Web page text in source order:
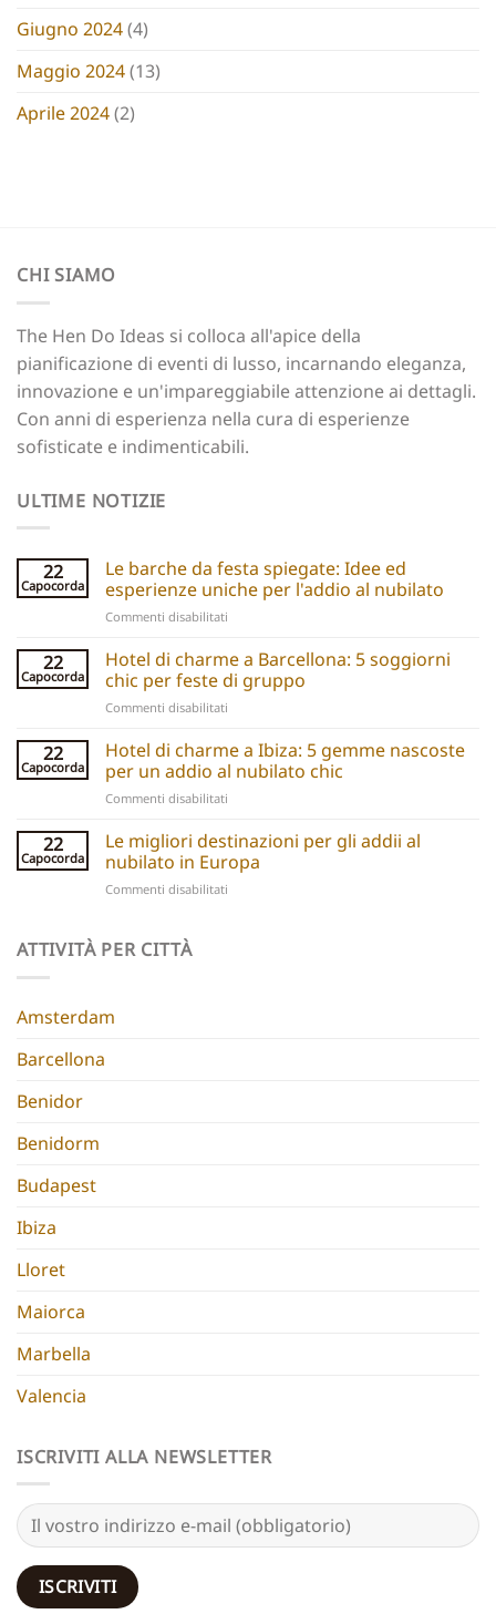
Giugno 2024(4)
Maggio 2024(13)
Aprile 2024(2)
CHI SIAMO
The Hen Do Ideas si colloca all'apice della
pianificazione di eventi di lusso, incarnando eleganza,
innovazione e un'impareggiabile attenzione ai dettagli.
Con anni di esperienza nella cura di esperienze
sofisticate e indimenticabili.
ULTIME NOTIZIE
22
Capocorda
Le barche da festa spiegate: Idee ed
esperienze uniche per l'addio al nubilato
Commenti disabilitati
boats
explained:
Unique
ideas
and
22
Capocorda
Hotel di charme a Barcellona: 5 soggiorni
chic per feste di gruppo
Commenti disabilitati
Boutique
Hotels:
5
for
Group
Parties
22
Capocorda
Hotel di charme a Ibiza: 5 gemme nascoste
per un addio al nubilato chic
Commenti disabilitati
Boutique
Hotels:
5
22
Capocorda
Le migliori destinazioni per gli addii al
nubilato in Europa
Commenti disabilitati
ATTIVITÀ PER CITTÀ
Amsterdam
Barcellona
Benidor
Benidorm
Budapest
Ibiza
Lloret
Maiorca
Marbella
Valencia
ISCRIVITI ALLA NEWSLETTER